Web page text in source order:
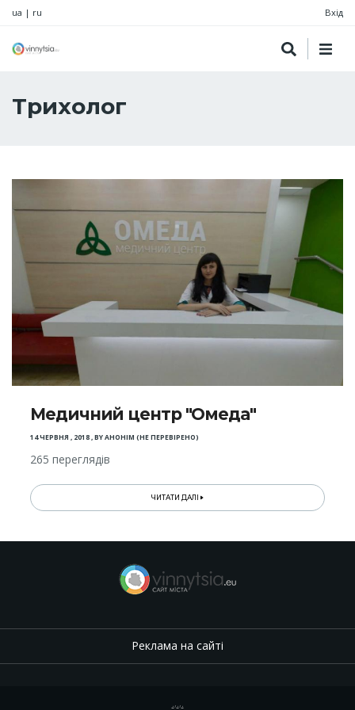
ua | ru Вхід
Трихолог
Медичний центр "Омеда"
14 ЧЕРВНЯ , 2018,BYАНОНІМ (НЕ ПЕРЕВІРЕНО)
265 переглядів
ЧИТАТИ ДАЛІ
Реклама на сайті
, ,